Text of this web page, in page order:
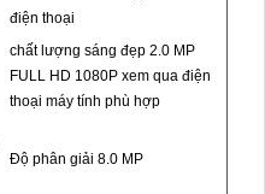
điện thoại
chất lượng sáng đẹp 2.0 MP
FULL HD 1080P xem qua điện
thoại máy tính phù hợp
Độ phân giải 8.0 MP